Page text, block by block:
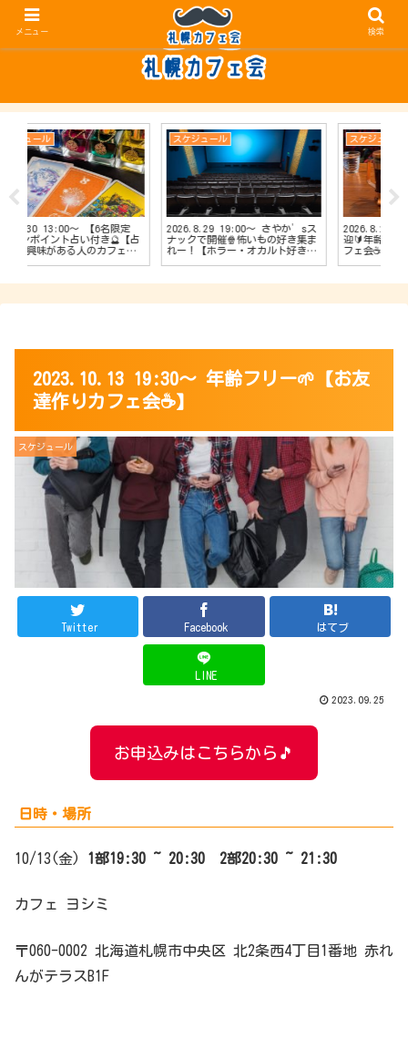
スケジュール
2026.8.29 19:00〜 さやか’sス
ナックで開催🍿怖いもの好き集ま
れー！【ホラー・オカルト好きカ
スケジュール
2026.8.27 20:00〜 初参加も大歓
迎🔰年齢フリー🌱【お友達作りカ
フェ会☕️】
2023.10.13 19:30〜 年齢フリー🌱【お友
達作りカフェ会☕️】
スケジュール
Twitter Facebook はてブ
LINE
2023.09.25
お申込みはこちらから🎵
日時・場所
10/13(金) 1部19:30 ~ 20:30 2部20:30 ~ 21:30
カフェ ヨシミ
〒060-0002 北海道札幌市中央区 北2条西4丁目1番地 赤れ
んがテラスB1F
メニュー 検索